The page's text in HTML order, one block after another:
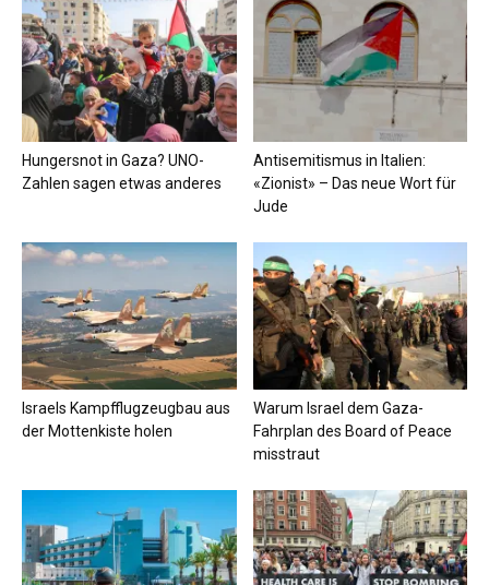
Hungersnot in Gaza? UNO-
Zahlen sagen etwas anderes
Antisemitismus in Italien:
«Zionist» – Das neue Wort für
Jude
Israels Kampfflugzeugbau aus
der Mottenkiste holen
Warum Israel dem Gaza-
Fahrplan des Board of Peace
misstraut